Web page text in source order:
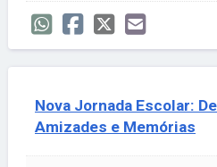
Nova Jornada Escolar:
Amizades e Memórias